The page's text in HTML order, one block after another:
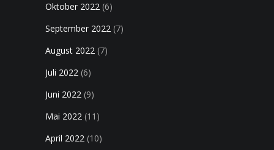
Oktober 2022 (6)
September 2022 (7)
August 2022 (7)
Juli 2022 (6)
Juni 2022 (9)
Mai 2022 (11)
April 2022 (10)